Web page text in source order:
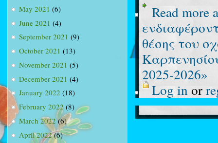
May 2021 (6)
June 2021 (4)
September 2021 (9)
October 2021 (13)
November 2021 (5)
December 2021 (4)
January 2022 (18)
February 2022 (8)
March 2022(6)
April 2022(6)
Read more
θέσης του
2025-2026»
Log in or